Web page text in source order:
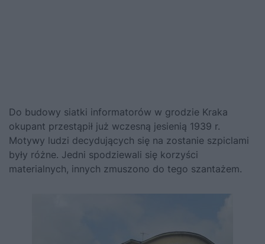
Do budowy siatki informatorów w grodzie Kraka
okupant przestąpił już wczesną jesienią 1939 r.
Motywy ludzi decydujących się na zostanie szpiclami
były różne. Jedni spodziewali się korzyści
materialnych, innych zmuszono do tego szantażem.